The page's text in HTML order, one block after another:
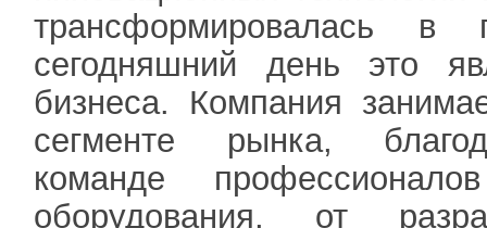
трансформировалась в
сегодняшний день это
бизнеса. Компания
сегменте рынка,
команде
оборудования, от